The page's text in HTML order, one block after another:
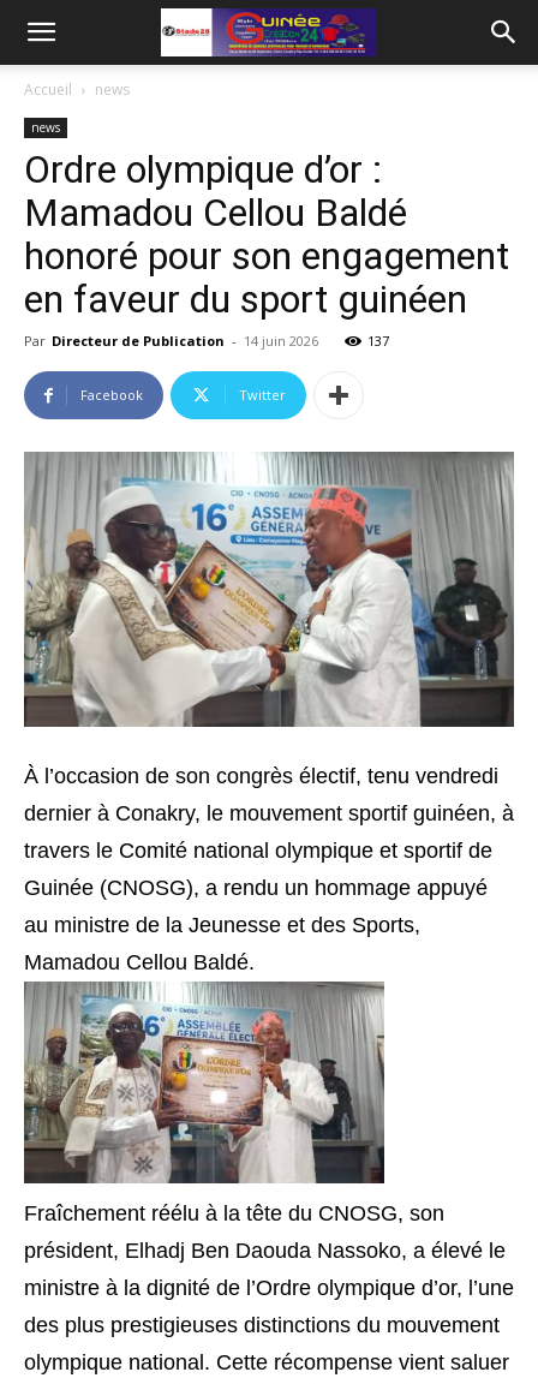
Accueil news
news
Ordre olympique d’or :
Mamadou Cellou Baldé
honoré pour son engagement
en faveur du sport guinéen
Par Directeur de Publication - 14 juin 2026 137
Facebook Twitter
À l’occasion de son congrès électif, tenu vendredi
dernier à Conakry, le mouvement sportif guinéen, à
travers le Comité national olympique et sportif de
Guinée (CNOSG), a rendu un hommage appuyé
au ministre de la Jeunesse et des Sports,
Mamadou Cellou Baldé.
Fraîchement réélu à la tête du CNOSG, son
président, Elhadj Ben Daouda Nassoko, a élevé le
ministre à la dignité de l’Ordre olympique d’or, l’une
des plus prestigieuses distinctions du mouvement
olympique national. Cette récompense vient saluer